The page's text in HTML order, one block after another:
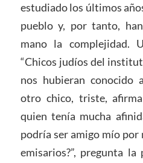
estudiado los últimos
pueblo y, por tanto,
mano la complejidad.
“Chicos judíos del
nos hubieran conocido
otro chico, triste,
quien tenía mucha
podría ser amigo mío por
emisarios?”, pregunta